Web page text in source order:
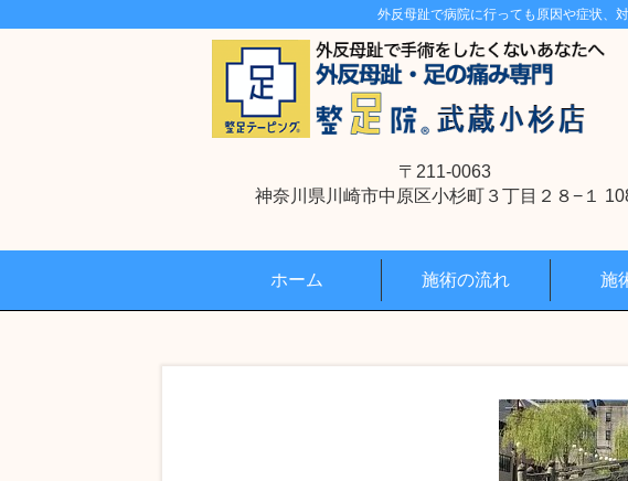
外反母趾で病院に行っても原因や症状、
〒211-0063
神奈川県川崎市中原区小杉町３丁目２８−１
ホーム 施術の流れ 施